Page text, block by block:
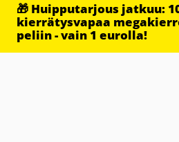
🎁 Huipputarjous jatkuu:
kierrätysvapaa
peliin - vain 1 eurolla!